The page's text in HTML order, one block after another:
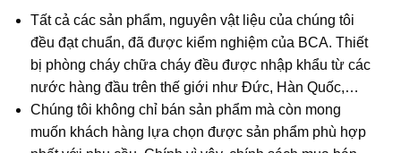
Tất cả các sản phẩm, nguyên vật liệu của chúng tôi
đều đạt chuẩn, đã được kiểm nghiệm của BCA. Thiết
bị phòng cháy chữa cháy đều được nhập khẩu từ các
nước hàng đầu trên thế giới như Đức, Hàn Quốc,…
Chúng tôi không chỉ bán sản phẩm mà còn mong
muốn khách hàng lựa chọn được sản phẩm phù hợp